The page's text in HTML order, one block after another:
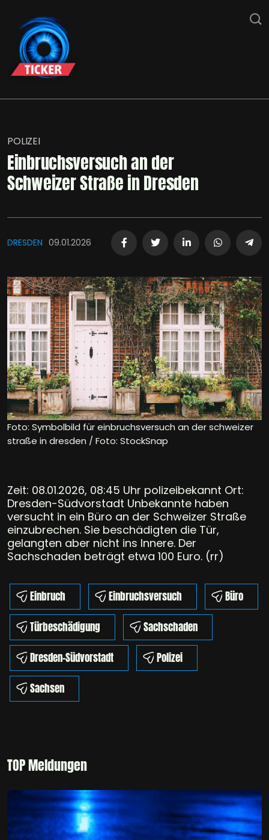
POLIZEI
Einbruchsversuch an der
Schweizer Straße in Dresden
DRESDEN 09.01.2026
Foto: Symbolbild für einbruchsversuch an der schweizer
straße in dresden / Foto: StockSnap
Zeit: 08.01.2026, 08:45 Uhr polizeibekannt Ort:
Dresden-Südvorstadt Unbekannte haben
versucht in ein Büro an der Schweizer Straße
einzubrechen. Sie beschädigten die Tür,
gelangten aber nicht ins Innere. Der
Sachschaden beträgt etwa 100 Euro. (rr)
Einbruch Einbruchsversuch
Büro
Türbeschädigung
Sachschaden
Dresden-Südvorstadt
Polizei
Sachsen
TOP Meldungen